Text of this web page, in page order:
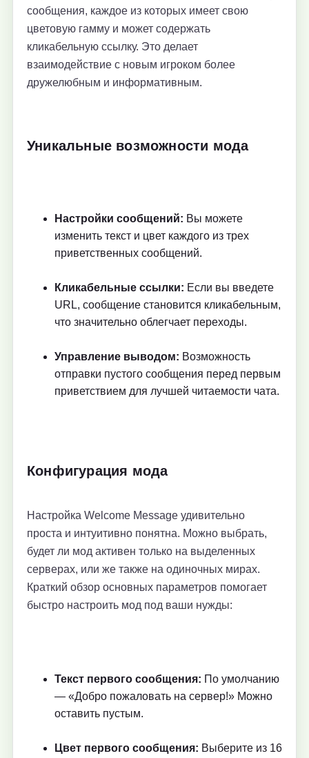
сообщения, каждое из которых имеет свою
цветовую гамму и может содержать
кликабельную ссылку. Это делает
взаимодействие с новым игроком более
дружелюбным и информативным.
Уникальные возможности мода
Настройки сообщений: Вы можете
изменить текст и цвет каждого из трех
приветственных сообщений.
Кликабельные ссылки: Если вы введете
URL, сообщение становится кликабельным,
что значительно облегчает переходы.
Управление выводом: Возможность
отправки пустого сообщения перед первым
приветствием для лучшей читаемости чата.
Конфигурация мода
Настройка Welcome Message удивительно
проста и интуитивно понятна. Можно выбрать,
будет ли мод активен только на выделенных
серверах, или же также на одиночных мирах.
Краткий обзор основных параметров помогает
быстро настроить мод под ваши нужды:
Текст первого сообщения: По умолчанию
— «Добро пожаловать на сервер!» Можно
оставить пустым.
Цвет первого сообщения: Выберите из 16